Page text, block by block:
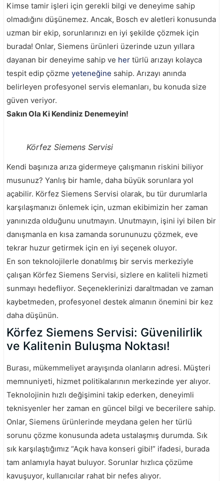
Kimse tamir işleri için gerekli bilgi ve deneyime sahip
olmadığını düşünemez. Ancak, Bosch ev aletleri konusunda
uzman bir ekip, sorunlarınızı en iyi şekilde çözmek için
burada! Onlar, Siemens ürünleri üzerinde uzun yıllara
dayanan bir deneyime sahip ve her türlü arızayı kolayca
tespit edip çözme yeteneğine sahip. Arızayı anında
belirleyen profesyonel servis elemanları, bu konuda size
güven veriyor.
Sakın Ola Ki Kendiniz Denemeyin!
Körfez Siemens Servisi
Kendi başınıza arıza gidermeye çalışmanın riskini biliyor
musunuz? Yanlış bir hamle, daha büyük sorunlara yol
açabilir. Körfez Siemens Servisi olarak, bu tür durumlarla
karşılaşmanızı önlemek için, uzman ekibimizin her zaman
yanınızda olduğunu unutmayın. Unutmayın, işini iyi bilen bir
danışmanla en kısa zamanda sorununuzu çözmek, eve
tekrar huzur getirmek için en iyi seçenek oluyor.
En son teknolojilerle donatılmış bir servis merkeziyle
çalışan Körfez Siemens Servisi, sizlere en kaliteli hizmeti
sunmayı hedefliyor. Seçeneklerinizi daraltmadan ve zaman
kaybetmeden, profesyonel destek almanın önemini bir kez
daha düşünün.
Körfez Siemens Servisi: Güvenilirlik
ve Kalitenin Buluşma Noktası!
Burası, mükemmeliyet arayışında olanların adresi. Müşteri
memnuniyeti, hizmet politikalarının merkezinde yer alıyor.
Teknolojinin hızlı değişimini takip ederken, deneyimli
teknisyenler her zaman en güncel bilgi ve becerilere sahip.
Onlar, Siemens ürünlerinde meydana gelen her türlü
sorunu çözme konusunda adeta ustalaşmış durumda. Sık
sık karşılaştığımız “Açık hava konseri gibi!” ifadesi, burada
tam anlamıyla hayat buluyor. Sorunlar hızlıca çözüme
kavuşuyor, kullanıcılar rahat bir nefes alıyor.